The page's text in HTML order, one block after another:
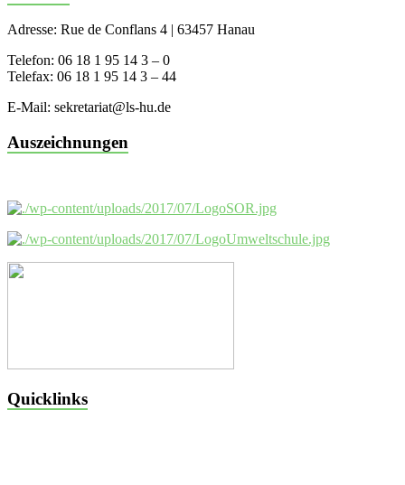
Adresse: Rue de Conflans 4 | 63457 Hanau
Telefon: 06 18 1 95 14 3 – 0
Telefax: 06 18 1 95 14 3 – 44
E-Mail: sekretariat@ls-hu.de
Auszeichnungen
Quicklinks